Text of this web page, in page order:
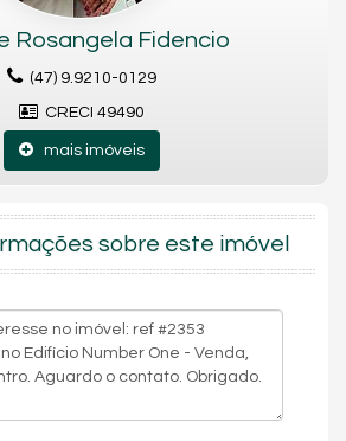
Rosangela Fidencio
(47) 9.9210-0129
CRECI 49490
mais imóveis
sobre este imóvel